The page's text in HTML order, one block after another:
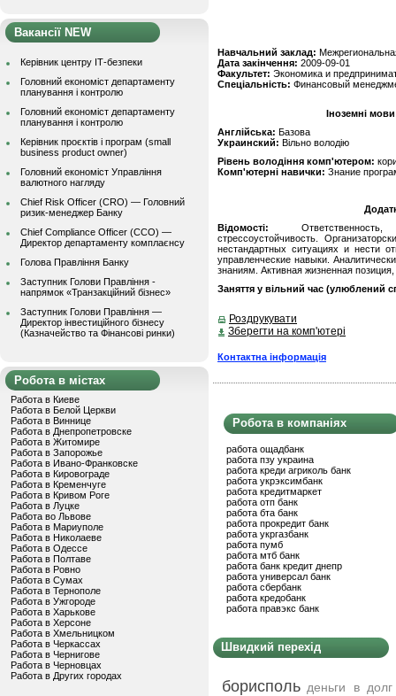
Вакансії NEW
Керівник центру ІТ-безпеки
Головний економіст департаменту
планування і контролю
Головний економіст департаменту
планування і контролю
Керівник проєктів і програм (small
business product owner)
Головний економіст Управління
валютного нагляду
Chief Risk Officer (CRO) — Головний
ризик-менеджер Банку
Chief Compliance Officer (CCO) —
Директор департаменту комплаєнсу
Голова Правління Банку
Заступник Голови Правління -
напрямок «Транзакційний бізнес»
Заступник Голови Правління —
Директор інвестиційного бізнесу
(Казначейство та Фінансові ринки)
Робота в містах
Работа в Киеве
Работа в Белой Церкви
Работа в Виннице
Работа в Днепропетровске
Работа в Житомире
Работа в Запорожье
Работа в Ивано-Франковске
Работа в Кировограде
Работа в Кременчуге
Работа в Кривом Роге
Работа в Луцке
Работа во Львове
Работа в Мариуполе
Работа в Николаеве
Работа в Одессе
Работа в Полтаве
Работа в Ровно
Работа в Сумах
Работа в Тернополе
Работа в Ужгороде
Работа в Харькове
Работа в Херсоне
Работа в Хмельницком
Работа в Черкассах
Работа в Чернигове
Работа в Черновцах
Работа в Других городах
Навчальний заклад:
Дата закінчення: 2009-09-01
Факультет: Экономика и
Спеціальність: Финансовый
Іноземні
Англійська: Базова
Украинский: Вільно володію
Рівень володіння комп'ютером:
Комп'ютерні навички: Знание
Відомості: Ответственность,
стрессоустойчивость.
нестандартных ситуациях и нести
управленческие навыки.
знаниям. Активная жизненная
Заняття у вільний час (улюблений
Роздрукувати
Зберегти на комп'ютері
Контактна інформація
Робота в компаніях
работа ощадбанк
работа пзу украина
работа креди агриколь банк
работа укрэксимбанк
работа кредитмаркет
работа отп банк
работа бта банк
работа прокредит банк
работа укргазбанк
работа пумб
работа мтб банк
работа банк кредит днепр
работа универсал банк
работа сбербанк
работа кредобанк
работа правэкс банк
Швидкий перехід
борисполь деньги в